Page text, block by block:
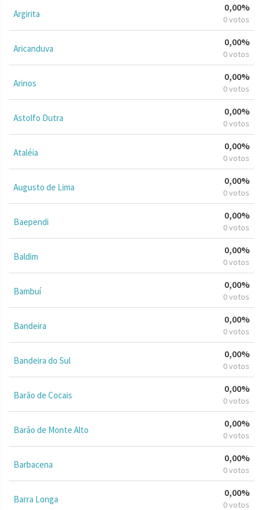
Argirita
0,00%
0 votos
Aricanduva
0,00%
0 votos
Arinos
0,00%
0 votos
Astolfo Dutra
0,00%
0 votos
Ataléia
0,00%
0 votos
Augusto de Lima
0,00%
0 votos
Baependi
0,00%
0 votos
Baldim
0,00%
0 votos
Bambuí
0,00%
0 votos
Bandeira
0,00%
0 votos
Bandeira do Sul
0,00%
0 votos
Barão de Cocais
0,00%
0 votos
Barão de Monte Alto
0,00%
0 votos
Barbacena
0,00%
0 votos
Barra Longa
0,00%
0 votos